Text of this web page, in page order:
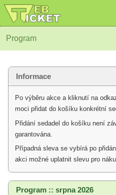
Program
Informace
Po výběru akce a kliknutí na
moci přidat do košíku konkrétní
Přidání sedadel do košíku není
garantována.
Případná sleva se vybírá po
akci možné uplatnit slevu pro
Program :: srpna 2026